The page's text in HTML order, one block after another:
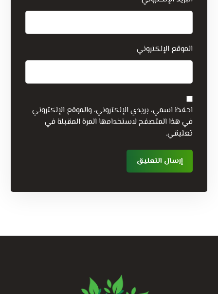
الموقع الإلكتروني
احفظ اسمي، بريدي الإلكتروني، والموقع الإلكتروني
في هذا المتصفح لاستخدامها المرة المقبلة في
تعليقي.
إرسال التعليق